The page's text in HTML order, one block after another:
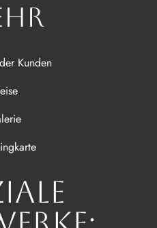
Kunden